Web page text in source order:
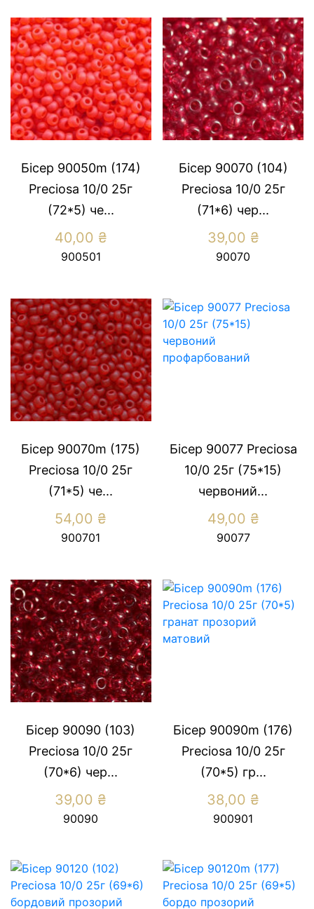
Бісер 90050m (174)
Preсiosa 10/0 25г
(72*5) че...
40,00 ₴
900501
Бісер 90070 (104)
Preсiosa 10/0 25г
(71*6) чер...
39,00 ₴
90070
Бісер 90070m (175)
Preсiosa 10/0 25г
(71*5) че...
54,00 ₴
900701
Бісер 90077 Preсiosa
10/0 25г (75*15)
червоний...
49,00 ₴
90077
Бісер 90090 (103)
Preсiosa 10/0 25г
(70*6) чер...
39,00 ₴
90090
Бісер 90090m (176)
Preсiosa 10/0 25г
(70*5) гр...
38,00 ₴
900901